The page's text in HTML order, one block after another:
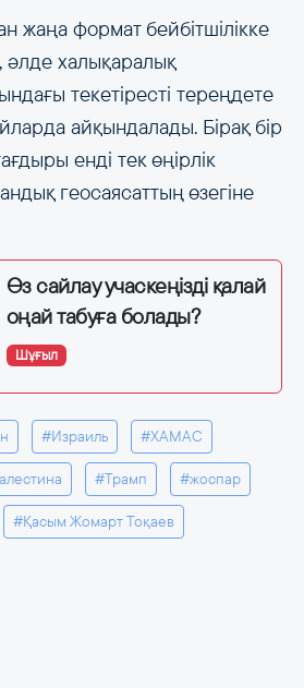
жаңа формат бейбітшілікке
халықаралық
текетіресті тереңдете
айқындалады. Бірақ бір
енді тек өңірлік
геосаясаттың өзегіне
Өз сайлау учаскеңізді қалай
оңай табуға болады?
Шұғыл
#Израиль #ХАМАС
#Трамп #жоспар
#Қасым Жомарт Тоқаев